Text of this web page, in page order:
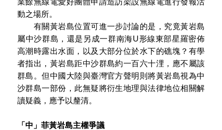
業餘無線電愛好團體申請造訪架設無線電進行發報活
動之場所。
有關黃岩島位置可進一步討論的是，究竟黃岩島
屬中沙群島，還是另成一群南海U形線東部星羅密佈
高潮時露出水面，以及大部分位於水下的礁塊？有學
者指出，黃岩島距中沙群島約一百六十浬，應不屬該
群島。但中國大陸與臺灣官方聲明則將黃岩島視為中
沙群島一部份，此無疑將衍生地理與法律地位相關解
讀疑義，應予以釐清。
「中」菲黃岩島主權爭議